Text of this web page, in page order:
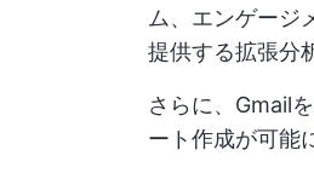
ム、エンゲージ
提供する拡張分
さらに、Gmail
ート作成が可能